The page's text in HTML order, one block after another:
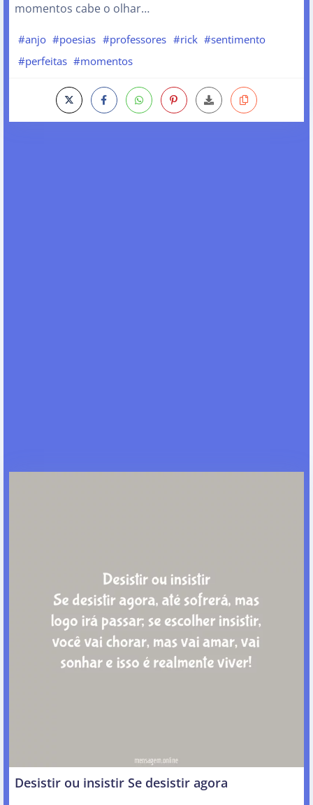
momentos cabe o olhar…
#anjo #poesias #professores #rick #sentimento
#perfeitas #momentos
Desistir ou insistir Se desistir agora